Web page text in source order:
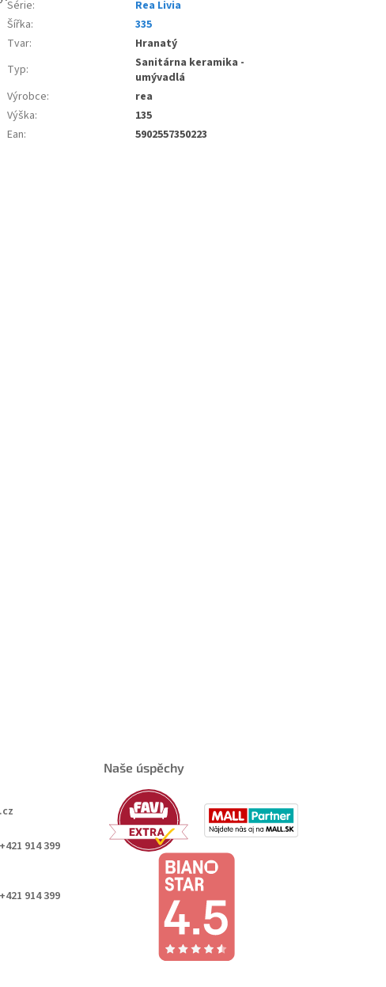
Série:
Rea Livia
Šířka:
335
Tvar:
Hranatý
Typ:
Sanitárna keramika -
umývadlá
Výrobce:
rea
Výška:
135
Ean: 5902557350223
914 399
914 399
Naše úspěchy